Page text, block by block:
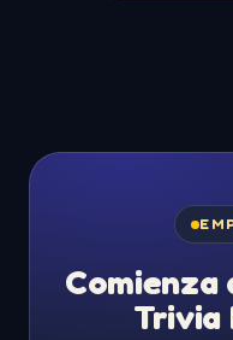
Comienza
Trivia